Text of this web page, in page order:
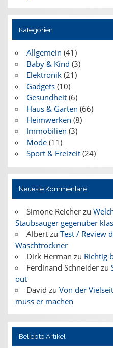
Kategorien
Allgemein (41)
Baby & Kind (3)
Elektronik(21)
Gadgets(10)
Gesundheit(6)
Haus & Garten (66)
Heimwerken (8)
Immobilien (3)
Mode(11)
Sport & Freizeit(24)
Neueste Kommentare
Simone Reicherzu
Staubsauger gegenüber
Albertzu Test / Review
Waschtrockner
Dirk Herman zu Richtig
Ferdinand Schneiderzu
out
David zu Von der
muss er machen
Beliebte Artikel